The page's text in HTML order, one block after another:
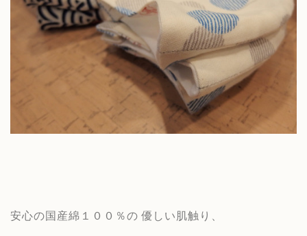
安心の国産綿１００％の 優しい肌触り、